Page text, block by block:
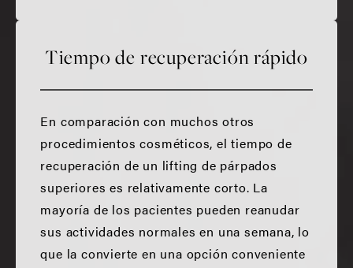
Tiempo de recuperación rápido
En comparación con muchos otros
procedimientos cosméticos, el tiempo de
recuperación de un lifting de párpados
superiores es relativamente corto. La
mayoría de los pacientes pueden reanudar
sus actividades normales en una semana, lo
que la convierte en una opción conveniente